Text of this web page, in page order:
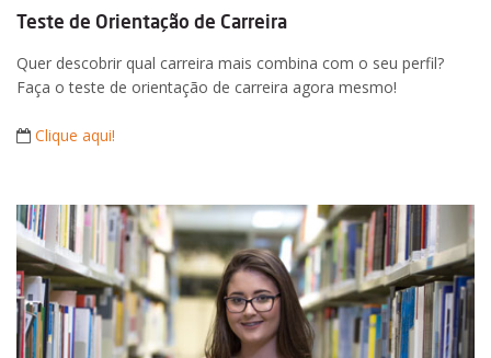
Teste de Orientação de Carreira
Quer descobrir qual carreira mais combina com o seu perfil?
Faça o teste de orientação de carreira agora mesmo!
Clique aqui!